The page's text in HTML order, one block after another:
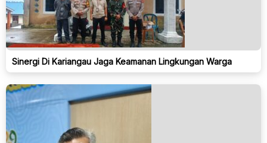
Sinergi Di Kariangau Jaga Keamanan Lingkungan Warga